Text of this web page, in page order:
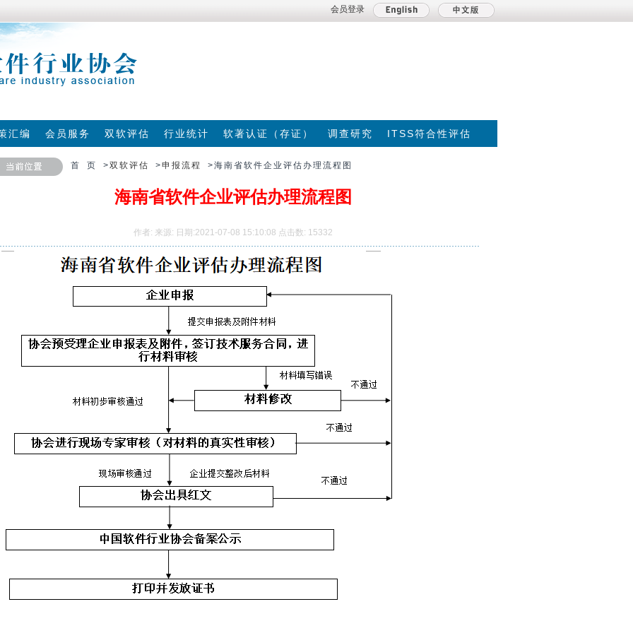
会员登录
汇编 会员服务 双软评估 行业统计 软著认证（存证） 调查研究 ITSS符合性评估
首 页 >双软评估 >申报流程 >海南省软件企业评估办理流程图
海南省软件企业评估办理流程图
作者: 来源: 日期:2021-07-08 15:10:08 点击数: 15332